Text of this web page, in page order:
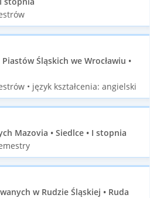
Śląskich we Wrocławiu •
• język kształcenia: angielski
Mazovia • Siedlce • I stopnia
w Rudzie Śląskiej • Ruda